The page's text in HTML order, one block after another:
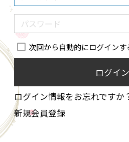
次回から自動的にログインす
ログイン
ログイン情報をお忘れですか
新規会員登録